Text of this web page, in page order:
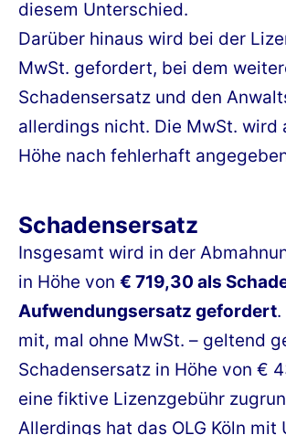
diesem Unterschied.
Darüber hinaus wird bei der
MwSt. gefordert, bei dem
Schadensersatz und den
allerdings nicht. Die MwSt. wird
Höhe nach fehlerhaft
Schadensersatz
Insgesamt wird in der
in Höhe von € 719,30 als
Aufwendungsersatz gefordert.
mit, mal ohne MwSt. – geltend
Schadensersatz in Höhe von €
eine fiktive Lizenzgebühr
Allerdings hat das OLG Köln mit